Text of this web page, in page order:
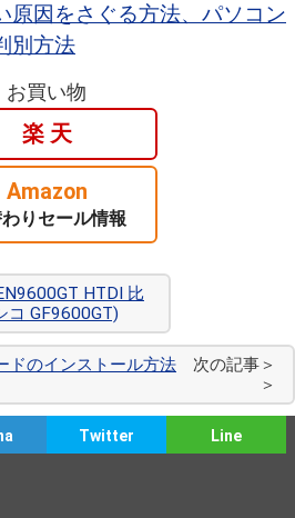
原因をさぐる方法、パソコン
別方法
お買い物
楽 天
Amazon
わりセール情報
HTDI 比
コ GF9600GT)
ドのインストール方法 次の記事＞
＞
Twitter Line